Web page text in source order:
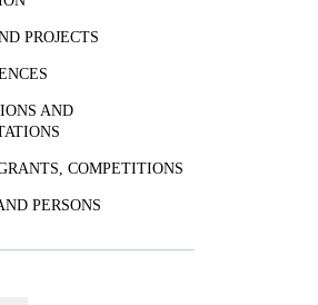
PROJECTS
AND
COMPETITIONS
PERSONS